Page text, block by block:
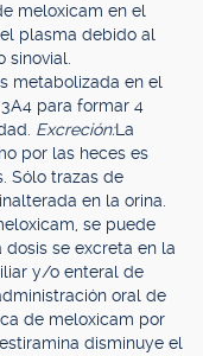
meloxicam en el
plasma debido al
metabolizada en el
para formar 4
Excreción:La
por las heces es
Sólo trazas de
en la orina.
se puede
dosis se excreta en la
y/o enteral de
oral de
de meloxicam por
disminuye el